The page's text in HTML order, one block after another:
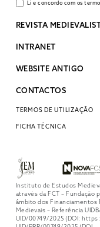
Li e concordo com os
REVISTA
INTRANET
WEBSITE ANTIGO
CONTACTOS
TERMOS DE UTILIZAÇÃO
FICHA TÉCNICA
Instituto de Estudos
através da FCT – Fundação
âmbito dos
Medievais – Referência
UID/00749/2025 (DOI: